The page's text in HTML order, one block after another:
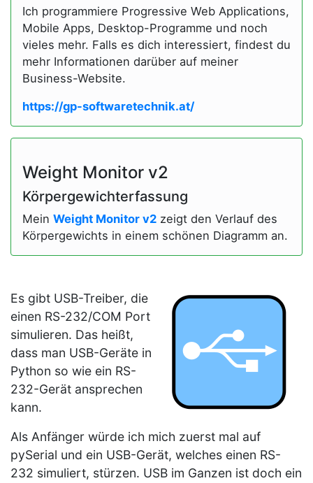
Es gibt USB-Treiber, die
einen RS-232/COM Port
simulieren. Das heißt,
dass man USB-Geräte in
Python so wie ein RS-
232-Gerät ansprechen
kann.
Als Anfänger würde ich mich zuerst mal auf
pySerial und ein USB-Gerät, welches einen RS-
232 simuliert, stürzen. USB im Ganzen ist doch ein
Ich programmiere Progressive Web Applications,
Mobile Apps, Desktop-Programme und noch
vieles mehr. Falls es dich interessiert, findest du
mehr Informationen darüber auf meiner
Business-Website.
https://gp-softwaretechnik.at/
Weight Monitor v2
Körpergewichterfassung
Mein Weight Monitor v2 zeigt den Verlauf des
Körpergewichts in einem schönen Diagramm an.